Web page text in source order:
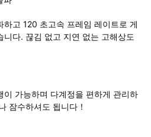
고 120 초고속 프레임 레이트로 게
다. 끊김 없고 지연 없는 고해상도
이 가능하며 다계정을 편하게 관리하
잠수하셔도 됩니다！